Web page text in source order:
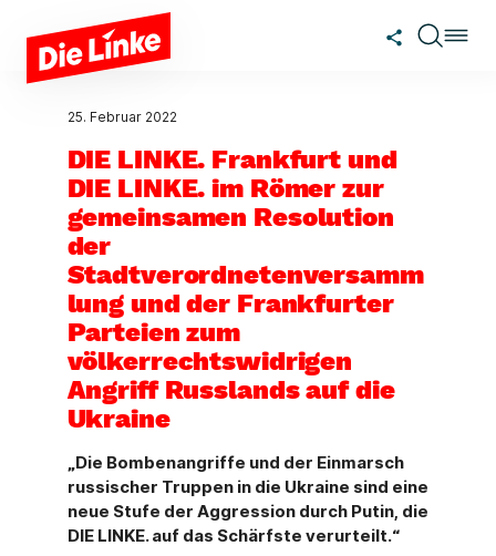
Zum Hauptinhalt springen
25. Februar 2022
DIE LINKE. Frankfurt und
DIE LINKE. im Römer zur
gemeinsamen Resolution
der
Stadtverordnetenversamm
lung und der Frankfurter
Parteien zum
völkerrechtswidrigen
Angriff Russlands auf die
Ukraine
„Die Bombenangriffe und der Einmarsch
russischer Truppen in die Ukraine sind eine
neue Stufe der Aggression durch Putin, die
DIE LINKE. auf das Schärfste verurteilt.“